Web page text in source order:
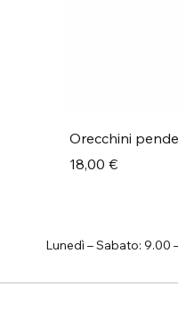
Orecchini
Prezzo
18,00 €
Lunedì – Sabato: 9.00